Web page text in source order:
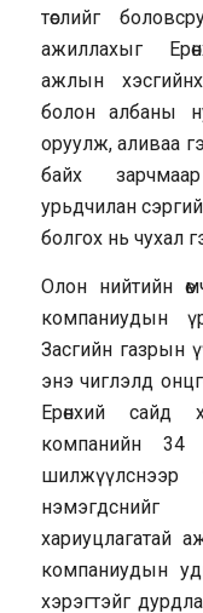
төслийг
ажиллахыг
ажлын
болон албаны
оруулж, аливаа
байх
урьдчилан
болгох нь чухал
Олон нийтийн
компаниудын
Засгийн газрын
энэ чиглэлд
Ерөнхий сайд
компанийн 34
хариуцлагатай
компаниудын
хэрэгтэйг